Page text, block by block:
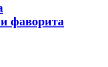
фаворита